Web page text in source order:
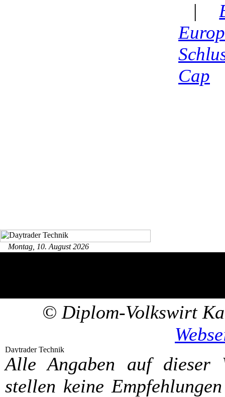
|
Cap
Montag, 10. August 2026
© Diplom-Volkswirt
Alle Angaben auf dieser
stellen keine